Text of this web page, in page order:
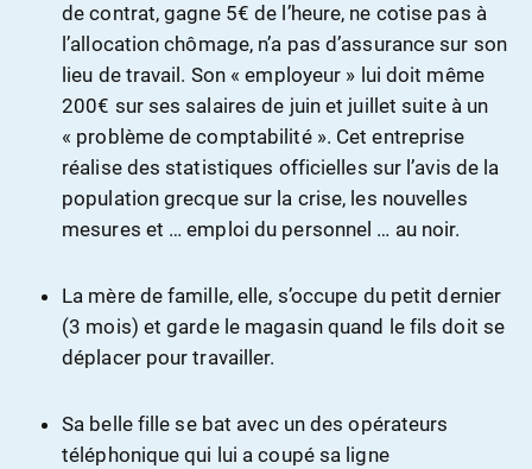
de contrat, gagne 5€ de l’heure, ne cotise pas à
l’allocation chômage, n’a pas d’assurance sur son
lieu de travail. Son « employeur » lui doit même
200€ sur ses salaires de juin et juillet suite à un
« problème de comptabilité ». Cet entreprise
réalise des statistiques officielles sur l’avis de la
population grecque sur la crise, les nouvelles
mesures et … emploi du personnel … au noir.
La mère de famille, elle, s’occupe du petit dernier
(3 mois) et garde le magasin quand le fils doit se
déplacer pour travailler.
Sa belle fille se bat avec un des opérateurs
téléphonique qui lui a coupé sa ligne